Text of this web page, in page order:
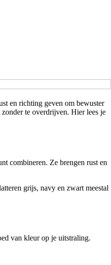
en richting geven om bewuster
te overdrijven. Hier lees je
combineren. Ze brengen rust en
grijs, navy en zwart meestal
van kleur op je uitstraling.